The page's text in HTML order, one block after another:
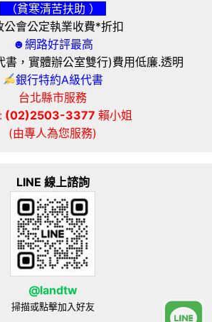
（貧寒清苦扶助 ）
公會公定執業收費*折扣
☻網路好評最高
書，實體辦公室雙行)費用低廉.透明
銀行特約A級代書
台北縣市服務
(02)2503-3377 賴小姐
(由專人為您服務)
LINE 線上諮詢
@landtw
掃描或點擊加入好友